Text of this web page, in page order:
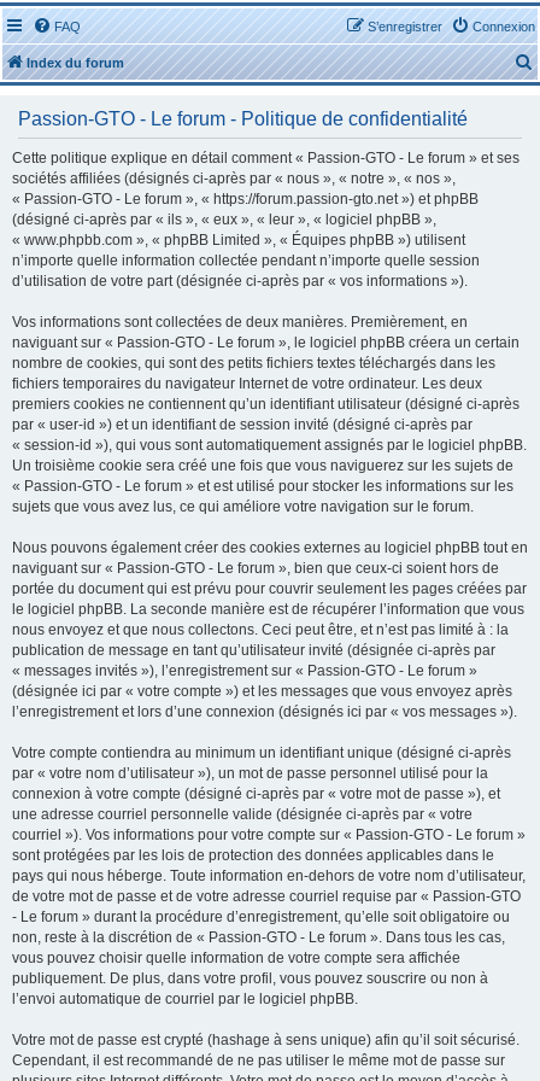
FAQ Connexion
S’enregistrer
Index du forum
e
Passion-GTO - Le forum - Politique de confidentialité
Cette politique explique en détail comment « Passion-GTO - Le forum » et ses
sociétés affiliées (désignés ci-après par « nous », « notre », « nos »,
« Passion-GTO - Le forum », « https://forum.passion-gto.net ») et phpBB
(désigné ci-après par « ils », « eux », « leur », « logiciel phpBB »,
« www.phpbb.com », « phpBB Limited », « Équipes phpBB ») utilisent
n’importe quelle information collectée pendant n’importe quelle session
d’utilisation de votre part (désignée ci-après par « vos informations »).
Vos informations sont collectées de deux manières. Premièrement, en
naviguant sur « Passion-GTO - Le forum », le logiciel phpBB créera un certain
nombre de cookies, qui sont des petits fichiers textes téléchargés dans les
fichiers temporaires du navigateur Internet de votre ordinateur. Les deux
premiers cookies ne contiennent qu’un identifiant utilisateur (désigné ci-après
par « user-id ») et un identifiant de session invité (désigné ci-après par
« session-id »), qui vous sont automatiquement assignés par le logiciel phpBB.
Un troisième cookie sera créé une fois que vous naviguerez sur les sujets de
« Passion-GTO - Le forum » et est utilisé pour stocker les informations sur les
sujets que vous avez lus, ce qui améliore votre navigation sur le forum.
Nous pouvons également créer des cookies externes au logiciel phpBB tout en
naviguant sur « Passion-GTO - Le forum », bien que ceux-ci soient hors de
portée du document qui est prévu pour couvrir seulement les pages créées par
le logiciel phpBB. La seconde manière est de récupérer l’information que vous
nous envoyez et que nous collectons. Ceci peut être, et n’est pas limité à : la
publication de message en tant qu’utilisateur invité (désignée ci-après par
« messages invités »), l’enregistrement sur « Passion-GTO - Le forum »
(désignée ici par « votre compte ») et les messages que vous envoyez après
l’enregistrement et lors d’une connexion (désignés ici par « vos messages »).
Votre compte contiendra au minimum un identifiant unique (désigné ci-après
par « votre nom d’utilisateur »), un mot de passe personnel utilisé pour la
connexion à votre compte (désigné ci-après par « votre mot de passe »), et
une adresse courriel personnelle valide (désignée ci-après par « votre
courriel »). Vos informations pour votre compte sur « Passion-GTO - Le forum »
sont protégées par les lois de protection des données applicables dans le
pays qui nous héberge. Toute information en-dehors de votre nom d’utilisateur,
de votre mot de passe et de votre adresse courriel requise par « Passion-GTO
- Le forum » durant la procédure d’enregistrement, qu’elle soit obligatoire ou
non, reste à la discrétion de « Passion-GTO - Le forum ». Dans tous les cas,
vous pouvez choisir quelle information de votre compte sera affichée
publiquement. De plus, dans votre profil, vous pouvez souscrire ou non à
l’envoi automatique de courriel par le logiciel phpBB.
Votre mot de passe est crypté (hashage à sens unique) afin qu’il soit sécurisé.
Cependant, il est recommandé de ne pas utiliser le même mot de passe sur